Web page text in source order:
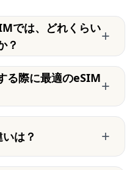
では、どれくらい
？
+
る際に最適のeSIM+
は？ +